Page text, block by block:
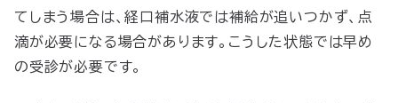
てしまう場合は、経口補水液では補給が追いつかず、点
滴が必要になる場合があります。こうした状態では早め
の受診が必要です。